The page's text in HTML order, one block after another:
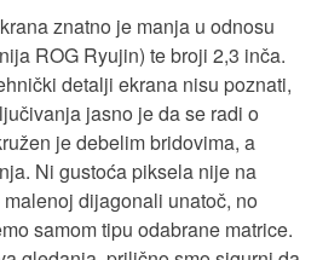
znatno je manja u odnosu
ROG Ryujin) te broji 2,3 inča.
detalji ekrana nisu poznati,
jasno je da se radi o
je debelim bridovima, a
Ni gustoća piksela nije na
dijagonali unatoč, no
samom tipu odabrane matrice.